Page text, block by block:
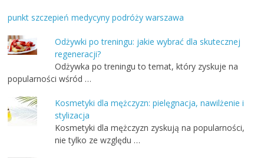
punkt szczepień medycyny podróży warszawa
Odżywki po treningu: jakie wybrać dla skutecznej
regeneracji?
Odżywka po treningu to temat, który zyskuje na
popularności wśród …
Kosmetyki dla mężczyzn: pielęgnacja, nawilżenie i
stylizacja
Kosmetyki dla mężczyzn zyskują na popularności,
nie tylko ze względu …